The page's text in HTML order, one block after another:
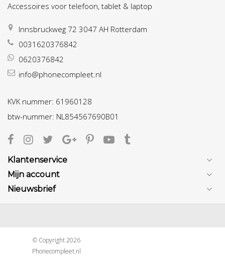
Accessoires voor telefoon, tablet & laptop
Innsbruckweg 72 3047 AH Rotterdam
0031620376842
0620376842
info@phonecompleet.nl
KVK nummer: 61960128
btw-nummer: NL854567690B01
Klantenservice
Mijn account
Nieuwsbrief
© Copyright 2026
Phonecompleet.nl